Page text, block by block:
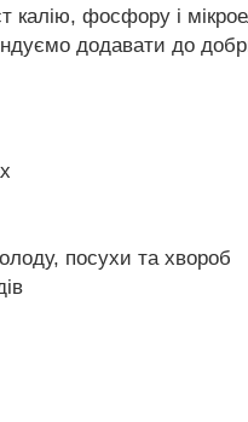
калію, фосфору і
додавати до
посухи та хвороб